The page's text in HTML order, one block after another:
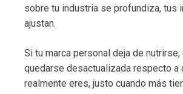
sobre tu industria se profundiza, tus
ajustan.
Si tu marca personal deja de
quedarse desactualizada respecto a
realmente eres, justo cuando más